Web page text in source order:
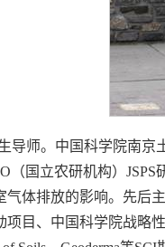
导师。中国科学院南京
（国立农研机构）
体排放的影响。先后
目、中国科学院战略